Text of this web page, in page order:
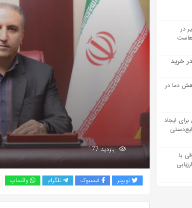
در
خرید
دما در
۱۲.۳ همتی برای ایجاد
با
بازدید 177
توییتر فیسبوک تلگرام واتساپ